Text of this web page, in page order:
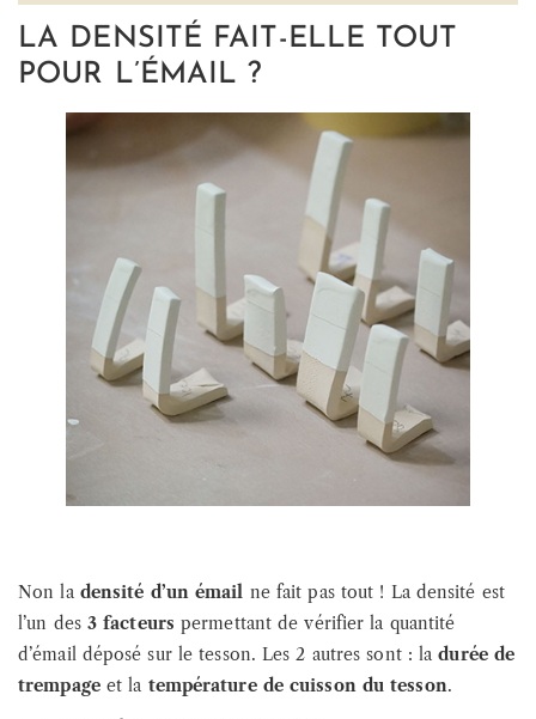
LA DENSITÉ FAIT-ELLE TOUT
POUR L’ÉMAIL ?
Non la densité d’un émail ne fait pas tout ! La densité est
l’un des 3 facteurs permettant de vérifier la quantité
d’émail déposé sur le tesson. Les 2 autres sont : ladurée de
trempageet la température de cuisson du tesson.